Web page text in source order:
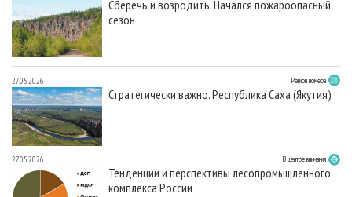
Сберечь и возродить. Начался пожароопасный
сезон
27.05.2026 Регион номера
Стратегически важно. Республика Саха (Якутия)
27.05.2026 В центре внимания
Тенденции и перспективы лесопромышленного
комплекса России